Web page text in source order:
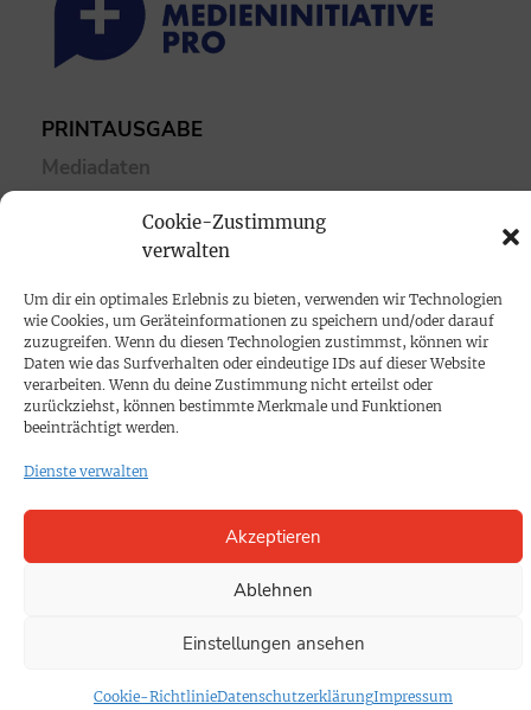
Cookie-Zustimmung
verwalten
Um dir ein optimales Erlebnis zu bieten, verwenden wir Technologien
wie Cookies, um Geräteinformationen zu speichern und/oder darauf
zuzugreifen. Wenn du diesen Technologien zustimmst, können wir
Daten wie das Surfverhalten oder eindeutige IDs auf dieser Website
verarbeiten. Wenn du deine Zustimmung nicht erteilst oder
zurückziehst, können bestimmte Merkmale und Funktionen
beeinträchtigt werden.
Dienste verwalten
Akzeptieren
Ablehnen
Einstellungen ansehen
Cookie-RichtlinieDatenschutzerklärungImpressum
PRINTAUSGABE
Mediadaten
PROKOMPAKT
SPENDEN
Datenschutz
Cookie-Richtlinie